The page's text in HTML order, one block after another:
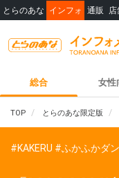
とらのあな インフォ 通販
総合 女性
TOP とらのあな限定版
#KAKERU #ふかふかダ